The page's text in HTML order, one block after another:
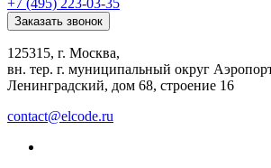
+7 (495) 223-03-35
Заказать звонок
125315, г. Москва,
вн. тер. г. муниципальный округ
Ленинградский, дом 68, строение 16
contact@elcode.ru